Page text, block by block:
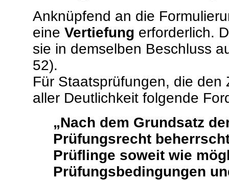
Anknüpfend an die
eine Vertiefung erforderlich.
sie in demselben Beschluss
52).
Für Staatsprüfungen, die den
aller Deutlichkeit folgende
„Nach dem Grundsatz
Prüfungsrecht
Prüflinge soweit wie
Prüfungsbedingungen